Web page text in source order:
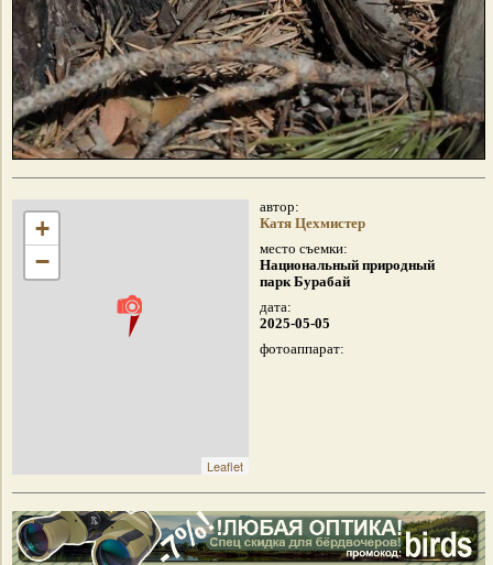
+
−
Leaflet
автор:
Катя Цехмистер
место съемки:
Национальный природный
парк Бурабай
дата:
2025-05-05
фотоаппарат: